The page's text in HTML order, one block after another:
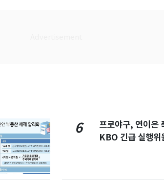
6
프로야구, 연이은
KBO 긴급 실행위